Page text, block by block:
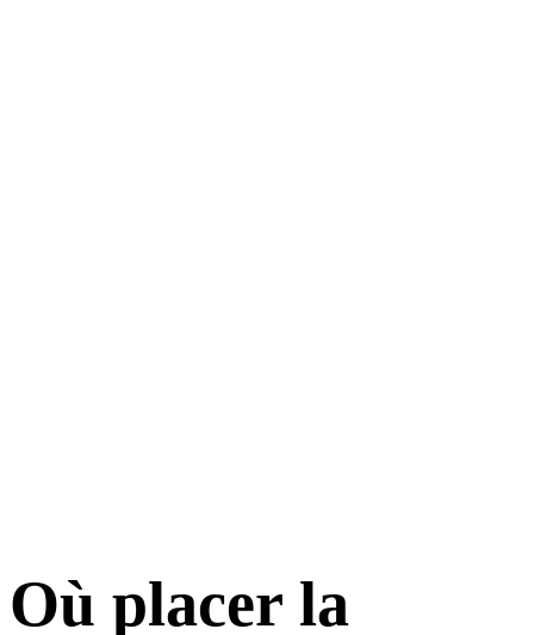
Où placer la